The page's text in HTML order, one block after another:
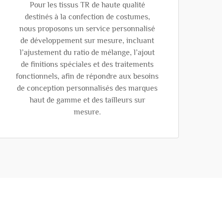
Pour les tissus TR de haute qualité
destinés à la confection de costumes,
nous proposons un service personnalisé
de développement sur mesure, incluant
l’ajustement du ratio de mélange, l’ajout
de finitions spéciales et des traitements
fonctionnels, afin de répondre aux besoins
de conception personnalisés des marques
haut de gamme et des tailleurs sur
mesure.